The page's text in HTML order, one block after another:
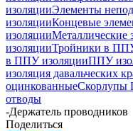
изоляцииЭлементы
изоляцииКонцевые
изоляцииМеталлические
изоляцииТройники в
в ППУ изоляцииППУ
изоляция давальческих
оцинкованныеСкорлупы
отводы
-Держатель проводников
Поделиться